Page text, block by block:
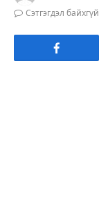
Сэтгэгдэл байхгүй